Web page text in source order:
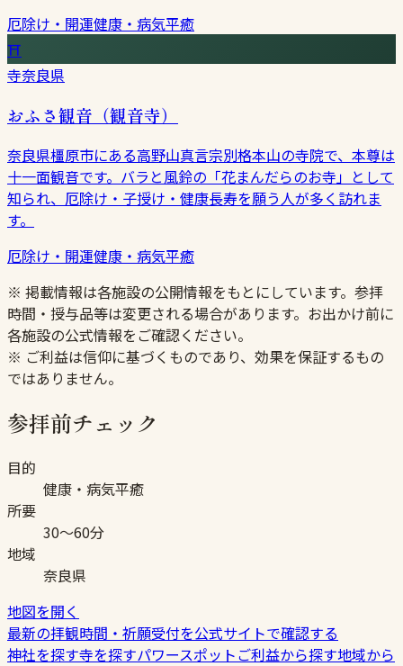
厄除け・開運健康・病気平癒
⛩
寺奈良県
おふさ観音（観音寺）
奈良県橿原市にある高野山真言宗別格本山の寺院で、本尊は
十一面観音です。バラと風鈴の「花まんだらのお寺」として
知られ、厄除け・子授け・健康長寿を願う人が多く訪れま
す。
厄除け・開運健康・病気平癒
※ 掲載情報は各施設の公開情報をもとにしています。参拝
時間・授与品等は変更される場合があります。お出かけ前に
各施設の公式情報をご確認ください。
※ ご利益は信仰に基づくものであり、効果を保証するもの
ではありません。
参拝前チェック
目的
健康・病気平癒
所要
30〜60分
地域
奈良県
地図を開く
最新の拝観時間・祈願受付を公式サイトで確認する
神社を探す寺を探すパワースポットご利益から探す地域から